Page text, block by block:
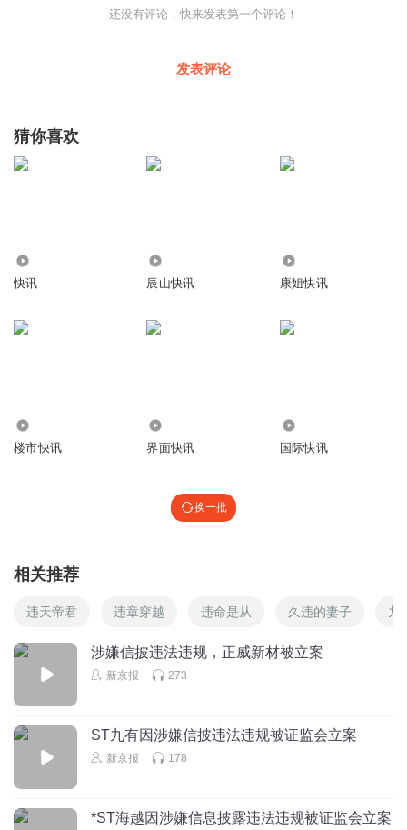
还没有评论，快来发表第一个评论！
发表评论
猜你喜欢
快讯 辰山快讯 康姐快讯
楼市快讯 界面快讯 国际快讯
换一批
相关推荐
违天帝君 违章穿越 违命是从 久违的妻子 九
涉嫌信披违法违规，正威新材被立案
新京报 273
ST九有因涉嫌信披违法违规被证监会立案
新京报 178
*ST海越因涉嫌信息披露违法违规被证监会立案